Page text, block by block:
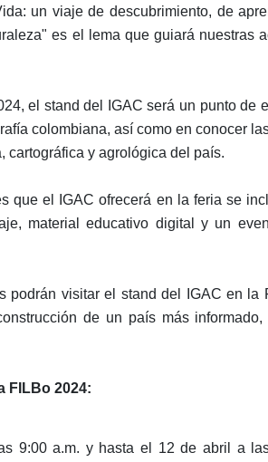
un viaje de descubrimiento, de
es el lema que guiará nuestras
el stand del IGAC será un punto de
colombiana, así como en conocer
cartográfica y agrológica del país.
que el IGAC ofrecerá en la feria se
material educativo digital y un
podrán visitar el stand del IGAC en
de un país más
FILBo 2024:
9:00 a.m. y hasta el 12 de abril a